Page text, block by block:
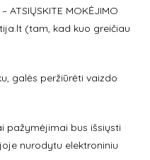
MOKĖJIMO
(tam, kad kuo greičiau
galės peržiūrėti vaizdo
pažymėjimai bus išsiųsti
nurodytu elektroniniu